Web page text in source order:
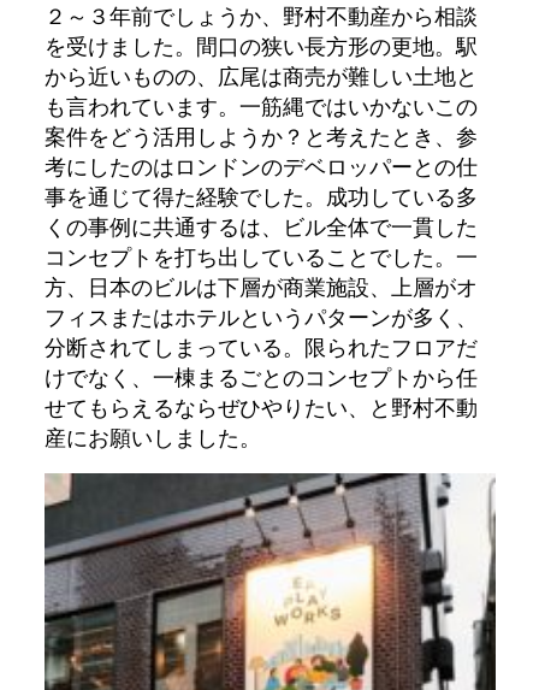
２～３年前でしょうか、野村不動産から相談
を受けました。間口の狭い長方形の更地。駅
から近いものの、広尾は商売が難しい土地と
も言われています。一筋縄ではいかないこの
案件をどう活用しようか？と考えたとき、参
考にしたのはロンドンのデベロッパーとの仕
事を通じて得た経験でした。成功している多
くの事例に共通するは、ビル全体で一貫した
コンセプトを打ち出していることでした。一
方、日本のビルは下層が商業施設、上層がオ
フィスまたはホテルというパターンが多く、
分断されてしまっている。限られたフロアだ
けでなく、一棟まるごとのコンセプトから任
せてもらえるならぜひやりたい、と野村不動
産にお願いしました。